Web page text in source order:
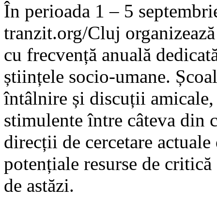
În perioada 1 – 5
tranzit.org/Cluj
cu frecvență anuală
științele socio-umane.
întâlnire și discuții amicale,
stimulente între câteva din
direcții de cercetare
potențiale resurse de
de astăzi.